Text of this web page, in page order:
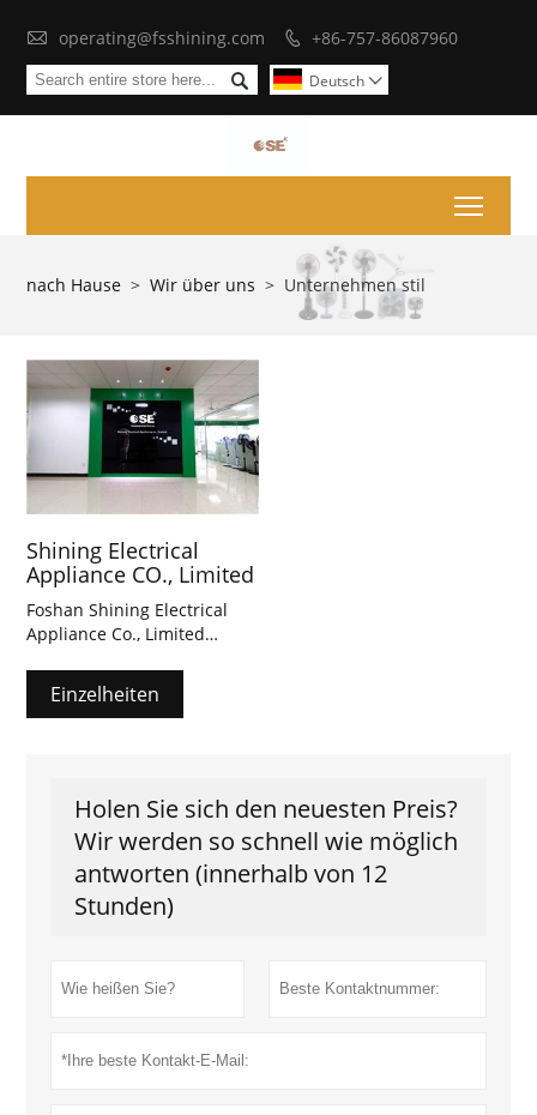
 operating@fsshining.com  +86-757-86087960
 Deutsch 
nach Hause > Wir über uns > Unternehmen stil
Shining Electrical
Appliance CO., Limited
Foshan Shining Electrical
Appliance Co., Limited
gegründet und stellt
zuverlässige und langlebige
Nebelventilatoren,
Tischventilatoren,
Wandventilatoren,
Kastenventilatoren,
Abluftventilatoren,
Deckenventilatoren usw. her
Einzelheiten
Holen Sie sich den neuesten Preis?
Wir werden so schnell wie möglich
antworten (innerhalb von 12
Stunden)